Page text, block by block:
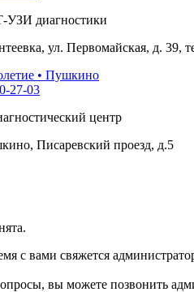
диагностики
ул. Первомайская, д. 39,
• Пушкино
27-03
центр
Писаревский проезд, д.5
с вами свяжется
вы можете позвонить